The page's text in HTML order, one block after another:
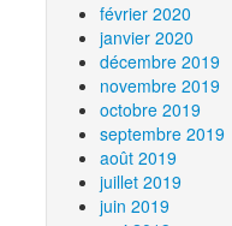
février 2020
janvier 2020
décembre 2019
novembre 2019
octobre 2019
septembre 2019
août 2019
juillet 2019
juin 2019